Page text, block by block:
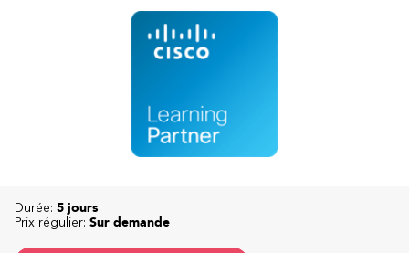
Durée: 5 jours
Prix régulier: Sur demande